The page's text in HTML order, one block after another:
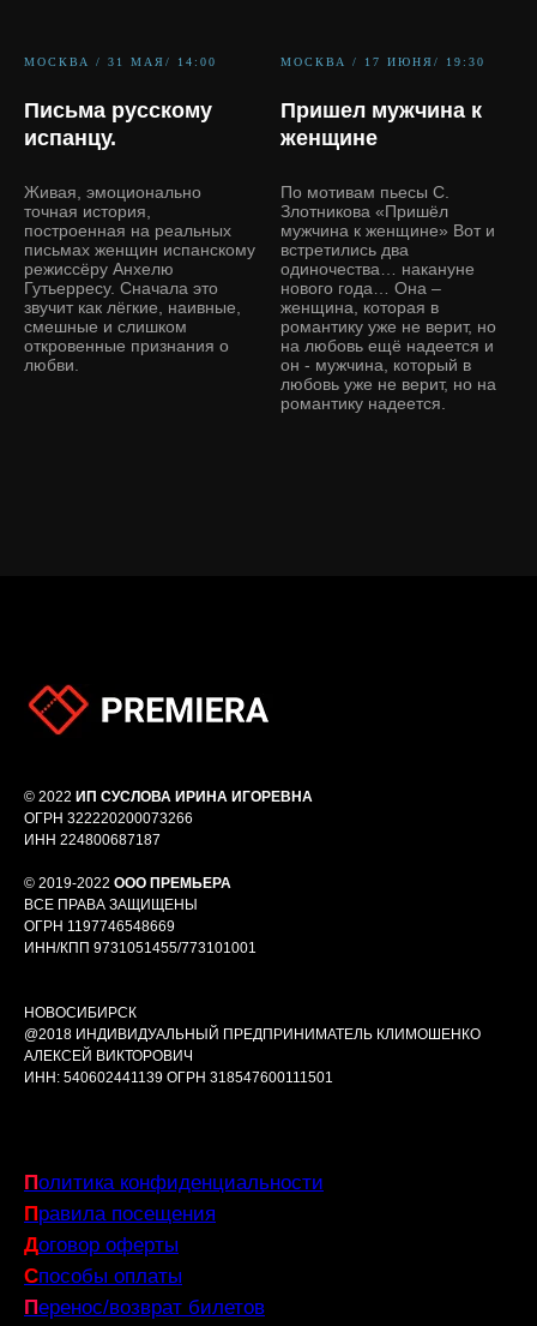
МОСКВА / 31 МАЯ/ 14:00
Письма русскому
испанцу.
Живая, эмоционально
точная история,
построенная на реальных
письмах женщин испанскому
режиссёру Анхелю
Гутьерресу. Сначала это
звучит как лёгкие, наивные,
смешные и слишком
откровенные признания о
любви.
МОСКВА / 17 ИЮНЯ/ 19:30
Пришел мужчина к
женщине
По мотивам пьесы С.
Злотникова «Пришёл
мужчина к женщине» Вот и
встретились два
одиночества… накануне
нового года… Она –
женщина, которая в
романтику уже не верит, но
на любовь ещё надеется и
он - мужчина, который в
любовь уже не верит, но на
романтику надеется.
© 2022 ИП СУСЛОВА ИРИНА ИГОРЕВНА
ОГРН 322220200073266
ИНН 224800687187
© 2019-2022 ООО ПРЕМЬЕРА
ВСЕ ПРАВА ЗАЩИЩЕНЫ
ОГРН 1197746548669
ИНН/КПП 9731051455/773101001
НОВОСИБИРСК
@2018 ИНДИВИДУАЛЬНЫЙ ПРЕДПРИНИМАТЕЛЬ КЛИМОШЕНКО
АЛЕКСЕЙ ВИКТОРОВИЧ
ИНН: 540602441139 ОГРН 318547600111501
Политика конфиденциальности
Правила посещения
Договор оферты
Способы оплаты
Перенос/возврат билетов